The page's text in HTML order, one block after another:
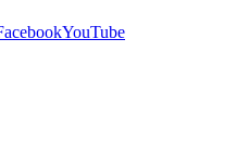
YouTube